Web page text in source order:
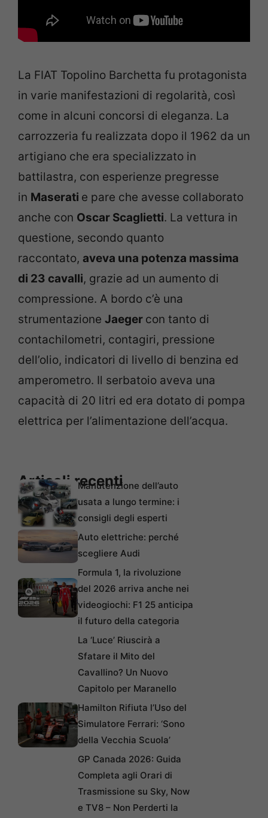
La FIAT Topolino Barchetta fu protagonista
in varie manifestazioni di regolarità, così
come in alcuni concorsi di eleganza. La
carrozzeria fu realizzata dopo il 1962 da un
artigiano che era specializzato in
battilastra, con esperienze pregresse
in Maserati e pare che avesse collaborato
anche con Oscar Scaglietti. La vettura in
questione, secondo quanto
raccontato, aveva una potenza massima
di 23 cavalli, grazie ad un aumento di
compressione. A bordo c’è una
strumentazione Jaeger con tanto di
contachilometri, contagiri, pressione
dell’olio, indicatori di livello di benzina ed
amperometro. Il serbatoio aveva una
capacità di 20 litri ed era dotato di pompa
elettrica per l’alimentazione dell’acqua.
Articoli recentiManutenzione dell’auto
usata a lungo termine: i
consigli degli esperti
Auto elettriche: perché
scegliere Audi
Formula 1, la rivoluzione
del 2026 arriva anche nei
videogiochi: F1 25 anticipa
il futuro della categoria
La ‘Luce’ Riuscirà a
Sfatare il Mito del
Cavallino? Un Nuovo
Capitolo per Maranello
Hamilton Rifiuta l’Uso del
Simulatore Ferrari: ‘Sono
della Vecchia Scuola’
GP Canada 2026: Guida
Completa agli Orari di
Trasmissione su Sky, Now
e TV8 – Non Perderti la